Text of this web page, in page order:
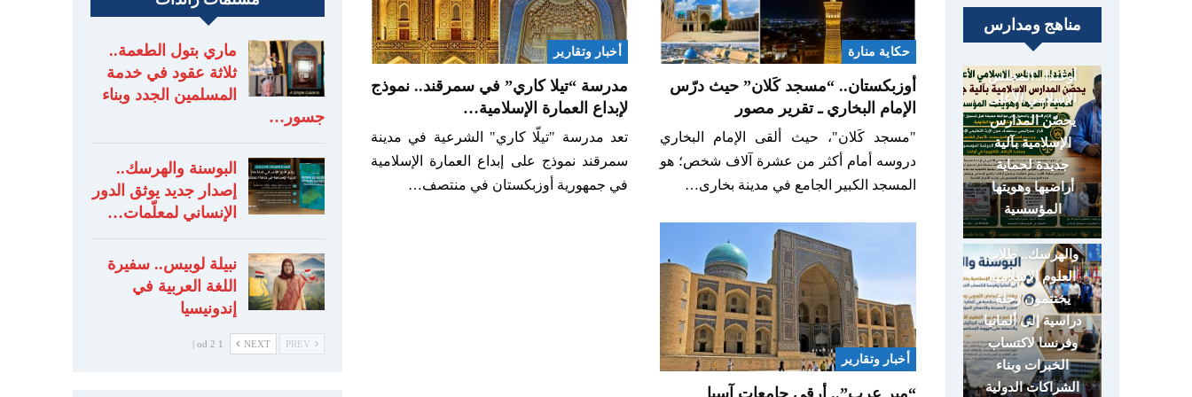
حكاية منارة
أوزبكستان.. “مسجد كَلان” حيث درّس
الإمام البخاري ـ تقرير مصور
"مسجد كَلان"، حيث ألقى الإمام البخاري
دروسه أمام أكثر من عشرة آلاف شخص؛ هو
المسجد الكبير الجامع في مدينة بخارى…
أخبار وتقارير
مدرسة “تيلا كاري” في سمرقند.. نموذج
لإبداع العمارة الإسلامية…
تعد مدرسة "تيلّا كاري" الشرعية في مدينة
سمرقند نموذج على إبداع العمارة الإسلامية
في جمهورية أوزبكستان في منتصف…
أخبار وتقارير
“مير عرب”.. أرقى جامعات آسيا
ماري بتول الطعمة..
ثلاثة عقود في خدمة
المسلمين الجدد وبناء
جسور…
البوسنة والهرسك..
إصدار جديد يوثق الدور
الإنساني لمعلّمات…
نبيلة لوبيس.. سفيرة
اللغة العربية في
إندونيسيا
NEXT
1 od 2 |
مناهج ومدارس
أوغندا.. المجلس
الإسلامي الأعلى
يحصّن المدارس
الإسلامية بآلية
جديدة لحماية
أراضيها وهويتها
المؤسسية
البوسنة
والهرسك.. طلاب
العلوم الإسلامية
يختتمون رحلة
دراسية إلى ألمانيا
وفرنسا لاكتساب
الخبرات وبناء
الشراكات الدولية